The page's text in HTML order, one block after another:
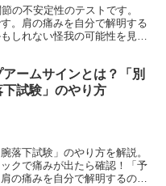
の不安定性のテストです。
。肩の痛みを自分で解明する
しれない怪我の可能性を見つ
アームサインとは？「別
下試験」のやり方
落下試験」のやり方を解説。
クで痛みが出たら確認！「予
の痛みを自分で解明するのも